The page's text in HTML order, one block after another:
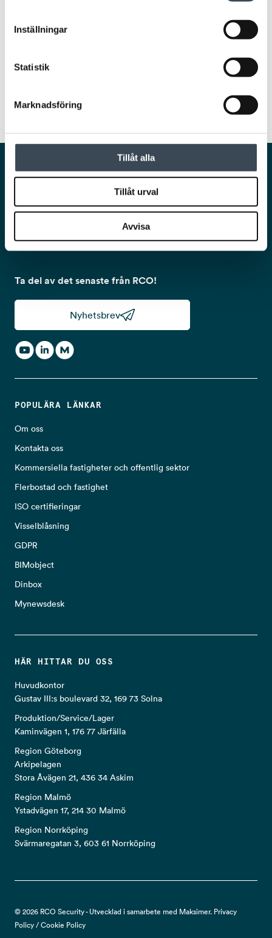
Inställningar
Statistik
Marknadsföring
Tillåt alla
Tillåt urval
Avvisa
Ta del av det senaste från RCO!
Nyhetsbrev
Smarta och säkra lösningar för en trygg och
POPULÄRA LÄNKAR
Om oss
Kontakta oss
Kommersiella fastigheter och offentlig sektor
Flerbostad och fastighet
ISO certifieringar
Visselblåsning
GDPR
BIMobject
Dinbox
Mynewsdesk
HÄR HITTAR DU OSS
Huvudkontor
Gustav III:s boulevard 32, 169 73 Solna
Produktion/Service/Lager
Kaminvägen 1, 176 77 Järfälla
Region Göteborg
Arkipelagen
Stora Åvägen 21, 436 34 Askim
Region Malmö
Ystadvägen 17, 214 30 Malmö
Region Norrköping
Svärmaregatan 3, 603 61 Norrköping
© 2026 RCO Security - Utvecklad i samarbete med Maksimer. Privacy
Policy/Cookie Policy